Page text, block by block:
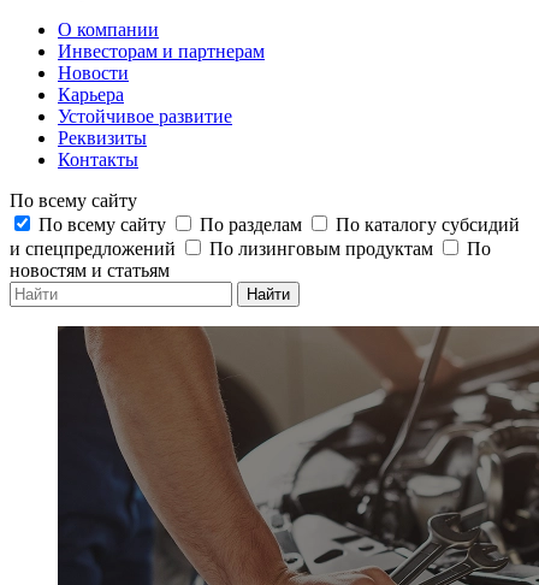
О компании
Инвесторам и партнерам
Новости
Карьера
Устойчивое развитие
Реквизиты
Контакты
По всему сайту
По всему сайту
По разделам
По каталогу субсидий
и спецпредложений
По лизинговым продуктам
По
новостям и статьям
Найти